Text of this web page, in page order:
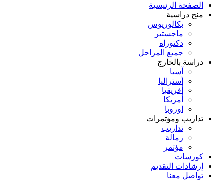
الصفحة الرئيسية
منح دراسية
بكالوريوس
ماجستير
دكتوراه
جميع المراحل
دراسة بالخارج
آسيا
أستراليا
أفريقيا
أمريكا
اوروبا
تداريب ومؤتمرات
تداريب
زمالة
مؤتمر
كورسات
إرشادات التقديم
تواصل معنا